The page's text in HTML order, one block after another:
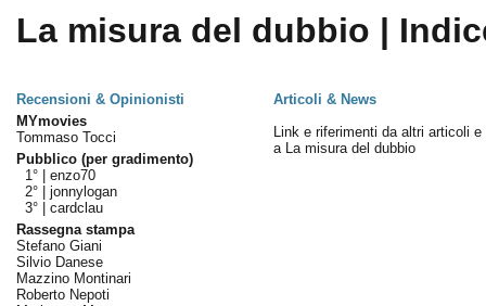
La misura del dubbio |
Recensioni & Opinionisti
Articoli & News
MYmovies
Tommaso Tocci
Pubblico (per gradimento)
1° | enzo70
2° | jonnylogan
3° | cardclau
Rassegna stampa
Stefano Giani
Silvio Danese
Mazzino Montinari
Roberto Nepoti
Link e riferimenti da altri articoli e
a La misura del dubbio